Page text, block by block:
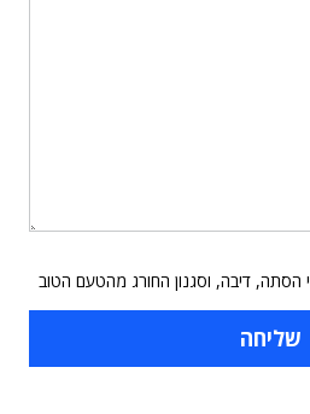
הסתה, דיבה, וסגנון החורג מהטעם הטוב